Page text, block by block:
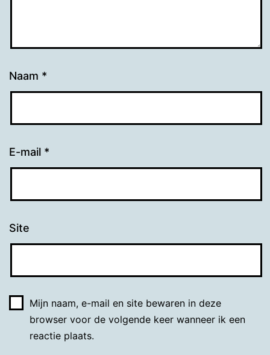
Naam *
E-mail *
Site
Mijn naam, e-mail en site bewaren in deze
browser voor de volgende keer wanneer ik een
reactie plaats.